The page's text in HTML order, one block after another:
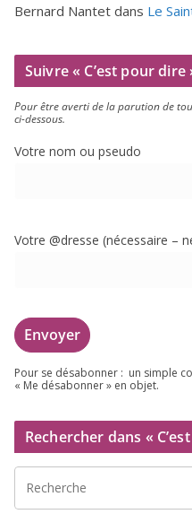
Bernard Nantet dans Le
Suivre « C’est pour dire
Pour être aver­ti de la paru­tion de
ci-dessous.
Votre nom ou pseudo
Votre @dresse (néces­saire –
Pour se désa­bon­ner : un simple
« Me désa­bon­ner » en objet.
Rechercher dans «